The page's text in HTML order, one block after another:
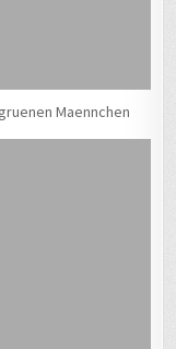
Maennchen